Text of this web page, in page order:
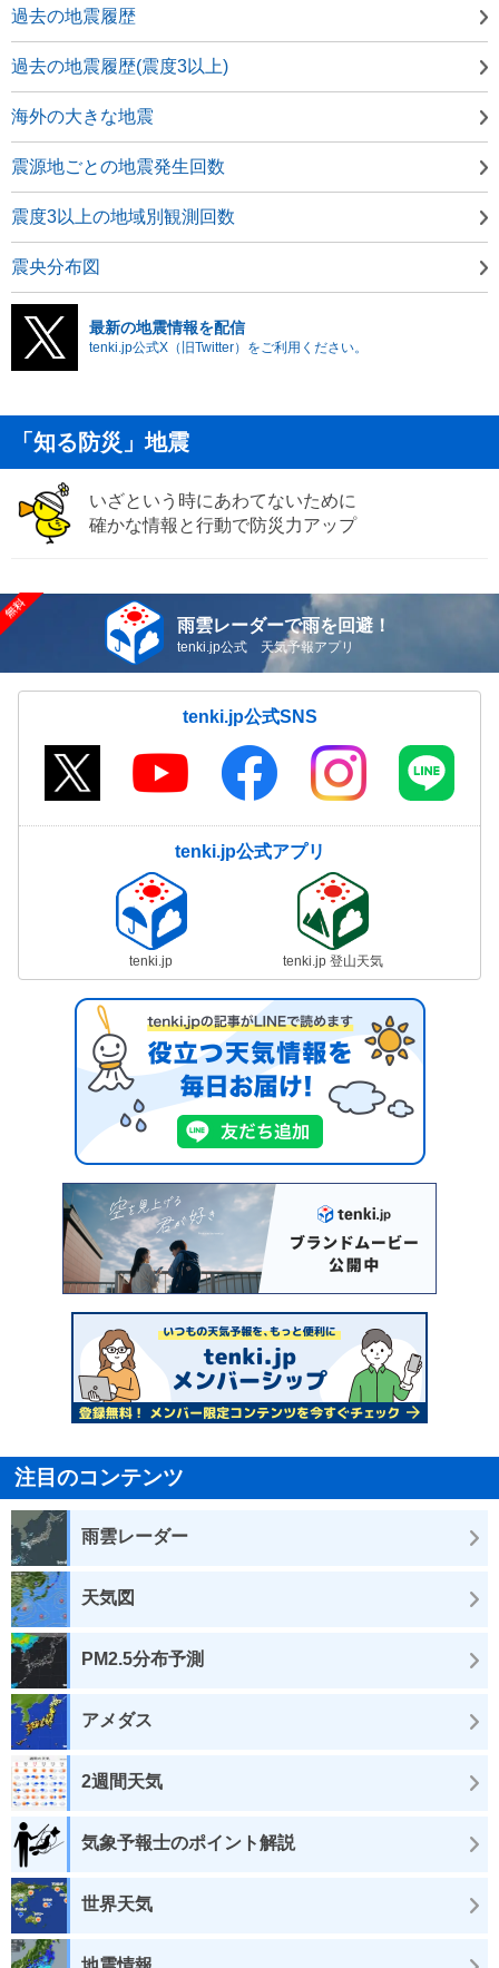
過去の地震履歴
過去の地震履歴(震度3以上)
海外の大きな地震
震源地ごとの地震発生回数
震度3以上の地域別観測回数
震央分布図
最新の地震情報を配信
tenki.jp公式X（旧Twitter）をご利用ください。
「知る防災」地震
いざという時にあわてないために
確かな情報と行動で防災力アップ
雨雲レーダーで雨を回避！
tenki.jp公式 天気予報アプリ
tenki.jp公式SNS
tenki.jp公式アプリ
tenki.jp tenki.jp 登山天気
注目のコンテンツ
雨雲レーダー
天気図
PM2.5分布予測
アメダス
2週間天気
気象予報士のポイント解説
世界天気